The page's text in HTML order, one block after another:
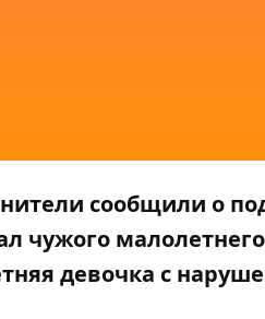
сообщили о
чужого
девочка с